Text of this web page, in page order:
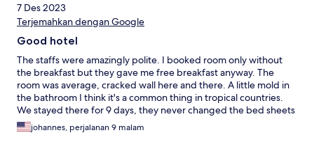
7 Des 2023
Terjemahkan dengan Google
Good hotel
The staffs were amazingly polite. I booked room only without
the breakfast but they gave me free breakfast anyway. The
room was average, cracked wall here and there. A little mold in
the bathroom I think it's a common thing in tropical countries.
We stayed there for 9 days, they never changed the bed sheets
or replaced the coffee cups with the clean ones unless we put
the spoons inside the cups. But overall, it was an excellent stay.
johannes, perjalanan 9 malam